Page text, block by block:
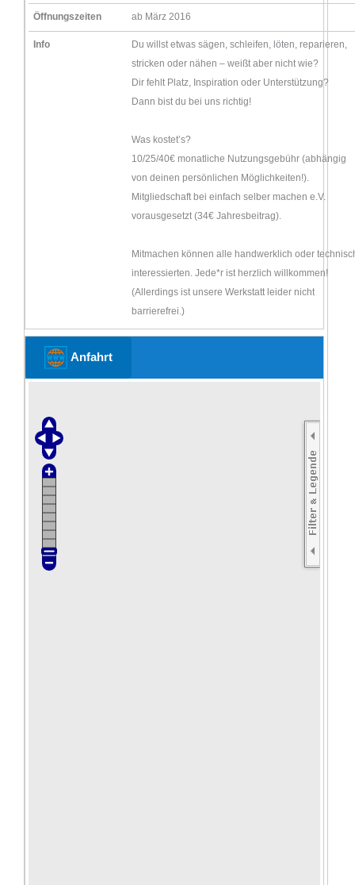
Öffnungszeiten ab März 2016
Info
Du willst etwas sägen, schleifen, löten, reparieren,
stricken oder nähen – weißt aber nicht wie?
Dir fehlt Platz, Inspiration oder Unterstützung?
Dann bist du bei uns richtig!
Was kostet’s?
10/25/40€ monatliche Nutzungsgebühr (abhängig
von deinen persönlichen Möglichkeiten!).
Mitgliedschaft bei einfach selber machen e.V.
vorausgesetzt (34€ Jahresbeitrag).
Mitmachen können alle handwerklich oder
interessierten. Jede*r ist herzlich willkommen!
(Allerdings ist unsere Werkstatt leider nicht
barrierefrei.)
Anfahrt